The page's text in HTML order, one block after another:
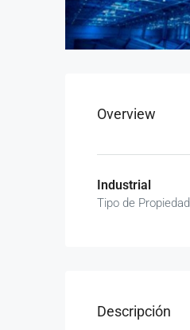
Overview
Industrial
Tipo de Propiedad
Descripción